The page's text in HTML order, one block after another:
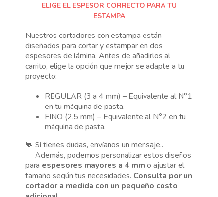
ELIGE EL ESPESOR CORRECTO PARA TU
ESTAMPA
Nuestros cortadores con estampa están
diseñados para cortar y estampar en dos
espesores de lámina. Antes de añadirlos al
carrito, elige la opción que mejor se adapte a tu
proyecto:
REGULAR (3 a 4 mm) – Equivalente al N°1
en tu máquina de pasta.
FINO (2,5 mm) – Equivalente al N°2 en tu
máquina de pasta.
💬 Si tienes dudas, envíanos un mensaje..
📏 Además, podemos personalizar estos diseños
para espesores mayores a 4 mm o ajustar el
tamaño según tus necesidades. Consulta por un
cortador a medida con un pequeño costo